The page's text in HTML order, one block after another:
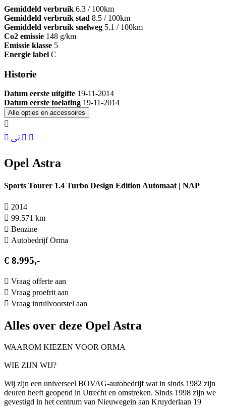
Gemiddeld verbruik 6.3 / 100km
Gemiddeld verbruik stad 8.5 / 100km
Gemiddeld verbruik snelweg 5.1 / 100km
Co2 emissie 148 g/km
Emissie klasse 5
Energie label C
Historie
Datum eerste uitgifte 19-11-2014
Datum eerste toelating 19-11-2014
Alle opties en accessoires
Opel Astra
Sports Tourer 1.4 Turbo Design Edition Automaat | NAP
2014
99.571 km
Benzine
Autobedrijf Orma
€ 8.995,-
Vraag offerte aan
Vraag proefrit aan
Vraag inruilvoorstel aan
Alles over deze Opel Astra
WAAROM KIEZEN VOOR ORMA
WIE ZIJN WIJ?
Wij zijn een universeel BOVAG-autobedrijf wat in sinds 1982 zijn
deuren heeft geopend in Utrecht en omstreken. Sinds 1998 zijn we
gevestigd in het centrum van Nieuwegein aan Kruyderlaan 19